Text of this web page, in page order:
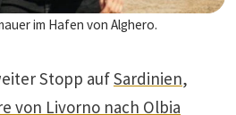
im Hafen von Alghero.
Stopp aufSardinien,
von Livorno nach Olbia